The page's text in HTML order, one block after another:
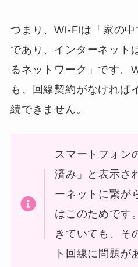
つまり、Wi-Fiは「家の中
であり、インターネット
るネットワーク」です。
も、回線契約がなければ
続できません。
スマートフォン
済み」と表示さ
ーネットに繋が
はこのためです
きていても、そ
ト回線に問題が